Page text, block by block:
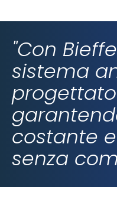
"Con
sistema
costante
senza